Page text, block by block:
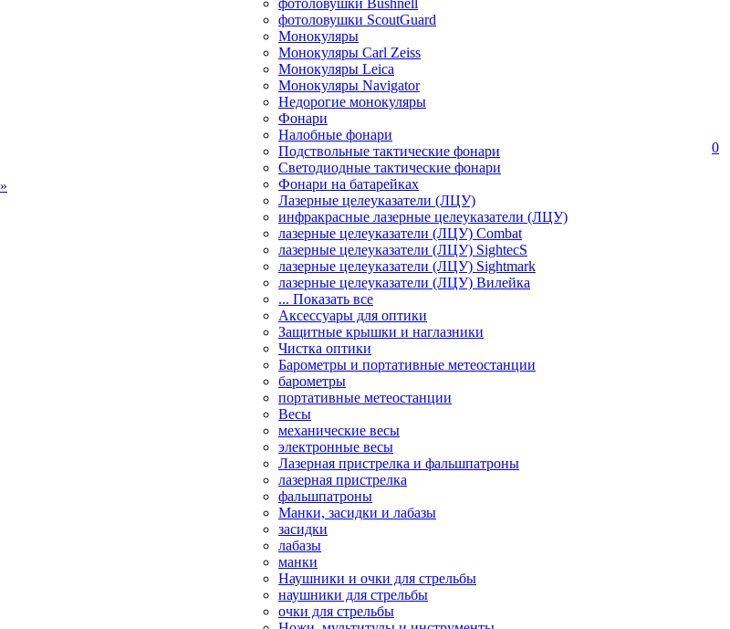
фотоловушки Bushnell
фотоловушки ScoutGuard
Монокуляры
Монокуляры Carl Zeiss
Монокуляры Leica
Монокуляры Navigator
Недорогие монокуляры
Фонари
Налобные фонари
Подствольные тактические фонари
Светодиодные тактические фонари
Фонари на батарейках
Лазерные целеуказатели (ЛЦУ)
инфракрасные лазерные целеуказатели (ЛЦУ)
лазерные целеуказатели (ЛЦУ) Combat
лазерные целеуказатели (ЛЦУ) SightecS
лазерные целеуказатели (ЛЦУ) Sightmark
лазерные целеуказатели (ЛЦУ) Вилейка
... Показать все
Аксессуары для оптики
Защитные крышки и наглазники
Чистка оптики
Барометры и портативные метеостанции
барометры
портативные метеостанции
Весы
механические весы
электронные весы
Лазерная пристрелка и фальшпатроны
лазерная пристрелка
фальшпатроны
Манки, засидки и лабазы
засидки
лабазы
манки
Наушники и очки для стрельбы
наушники для стрельбы
очки для стрельбы
0